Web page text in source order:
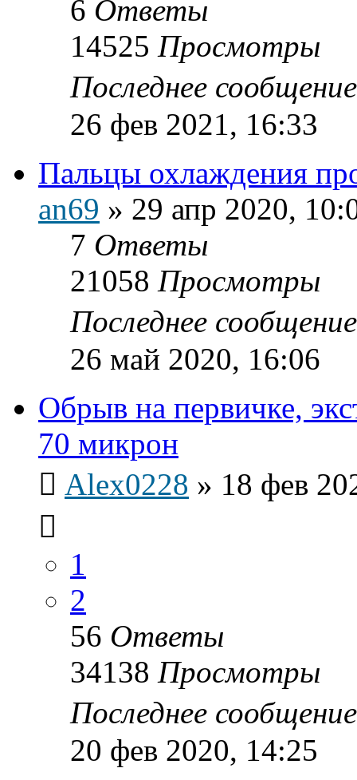
6 Ответы
14525 Просмотры
Последнее
26 фев 2021, 16:33
Пальцы охлаждения
an69 » 29 апр 2020,
7 Ответы
21058 Просмотры
Последнее
26 май 2020, 16:06
Обрыв на первичке,
70 микрон
Alex0228 » 18 фев
1
2
56 Ответы
34138 Просмотры
Последнее
20 фев 2020, 14:25